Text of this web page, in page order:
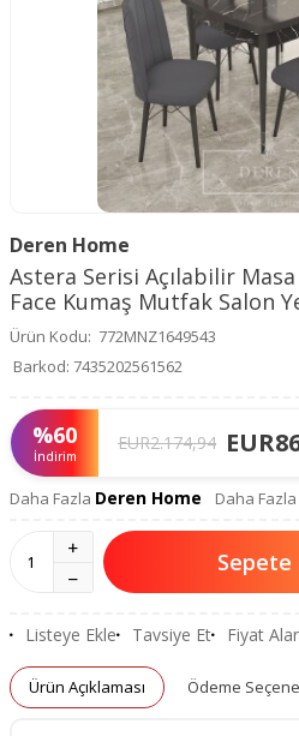
Deren Home
Astera Serisi Açılabilir
Face Kumaş Mutfak Salon
Ürün Kodu: 772MNZ1649543
Barkod: 7435202561562
%60
İndirim
EUR2.174,94 EUR
Daha Fazla Deren Home Daha Fazla
Sepete
Listeye Ekle Tavsiye Et Fiyat
Ürün Açıklaması Ödeme